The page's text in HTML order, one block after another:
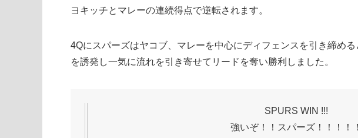
ヨキッチとマレーの連続得点で逆転されます。
4Qにスパーズはヤコブ、マレーを中心にディフェンスを引き締め
を誘発し一気に流れを引き寄せてリードを奪い勝利しました。
SPURS WIN !!!
強いぞ！！スパーズ！！！！！